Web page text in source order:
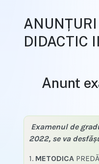
DIDACTIC II
Anunt
Examenul de
2022, se va
1. METODICA